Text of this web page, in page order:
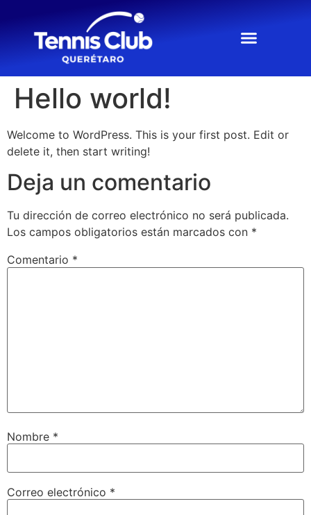
Hello world!
Welcome to WordPress. This is your first post. Edit or
delete it, then start writing!
Deja un comentario
Tu dirección de correo electrónico no será publicada.
Los campos obligatorios están marcados con *
Comentario *
Nombre *
Correo electrónico *